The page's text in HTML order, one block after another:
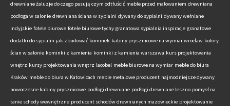
drewniane żaluzje do czego pasują czym odtłuścić meble przed malowaniem drewniana
podłoga w salonie drewniana ściana w sypialni dywany do sypialni dywany wełniane
indyjskie fotele biurowe fotele biurowe tychy granatowa sypialnia inspiracje granatowe
dodatki do sypialni jak zbudować kominek kabiny prysznicowe na wymiar wrocław kolory
ścian w salonie kominki z kamienia kominki z kamienia warszawa kurs projektowania
wnętrz kursy projektowania wnętrz lacobel meble biurowe na wymiar meble do biura
Kraków meble do biura w Katowicach meble metalowe producent najmodniejsze dywany
nowoczesne kabiny prysznicowe podłogi drewniane podłogi drewniane leszno pomysł na
tanie schody wewnętrzne producent schodów drewnianych mazowieckie projektowanie